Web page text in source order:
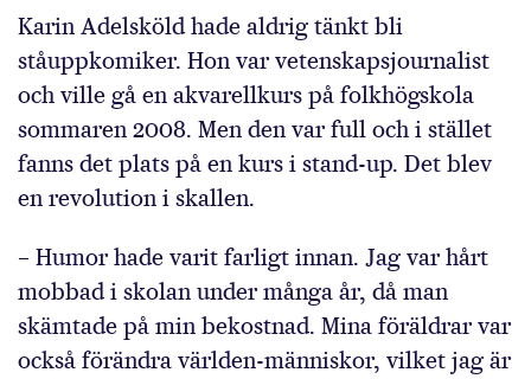
Karin Adelsköld hade aldrig tänkt bli
ståuppkomiker. Hon var vetenskapsjournalist
och ville gå en akvarellkurs på folkhögskola
sommaren 2008. Men den var full och i stället
fanns det plats på en kurs i stand-up. Det blev
en revolution i skallen.
– Humor hade varit farligt innan. Jag var hårt
mobbad i skolan under många år, då man
skämtade på min bekostnad. Mina föräldrar var
också förändra världen-människor, vilket jag är